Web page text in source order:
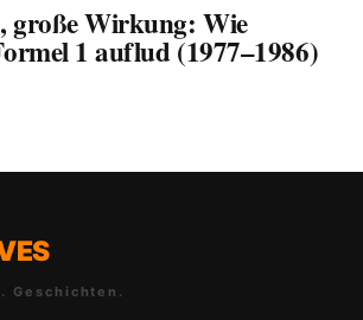
große Wirkung: Wie
1 auflud (1977–1986)
Geschichten.